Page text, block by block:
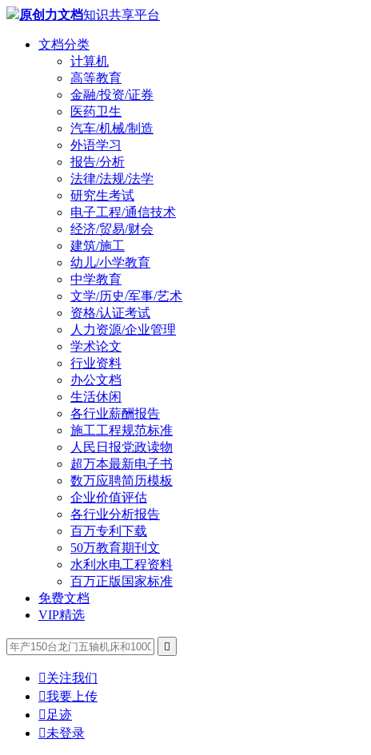
原创力文档知识共享平台
文档分类
计算机
高等教育
金融/投资/证券
医药卫生
汽车/机械/制造
外语学习
报告/分析
法律/法规/法学
研究生考试
电子工程/通信技术
经济/贸易/财会
建筑/施工
幼儿/小学教育
中学教育
文学/历史/军事/艺术
资格/认证考试
人力资源/企业管理
学术论文
行业资料
办公文档
生活休闲
各行业薪酬报告
施工工程规范标准
人民日报党政读物
超万本最新电子书
数万应聘简历模板
企业价值评估
各行业分析报告
百万专利下载
50万教育期刊文
水利水电工程资料
百万正版国家标准
免费文档
VIP精选

关注我们
我要上传
 足迹
未登录